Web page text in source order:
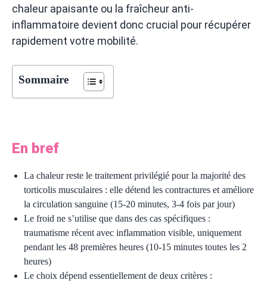
chaleur apaisante ou la fraîcheur anti-
inflammatoire devient donc crucial pour récupérer
rapidement votre mobilité.
Sommaire
En bref
La chaleur reste le traitement privilégié pour la majorité des
torticolis musculaires : elle détend les contractures et améliore
la circulation sanguine (15-20 minutes, 3-4 fois par jour)
Le froid ne s’utilise que dans des cas spécifiques :
traumatisme récent avec inflammation visible, uniquement
pendant les 48 premières heures (10-15 minutes toutes les 2
heures)
Le choix dépend essentiellement de deux critères :